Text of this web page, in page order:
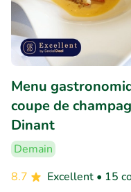
Menu
coupe de
Dinant
Demain
8.7
Excellent • 15